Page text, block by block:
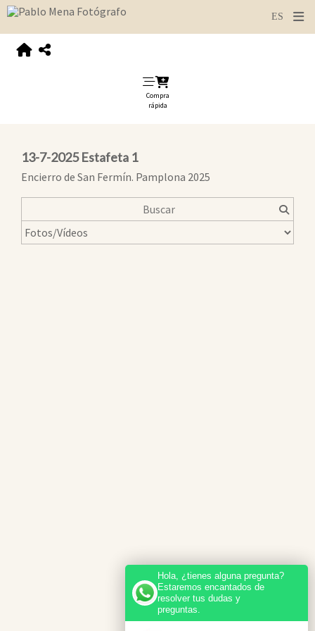
Compra
rápida
13-7-2025 Estafeta 1
Encierro de San Fermín. Pamplona 2025
Hola, ¿tienes alguna pregunta?
Estaremos encantados de
resolver tus dudas y
preguntas.